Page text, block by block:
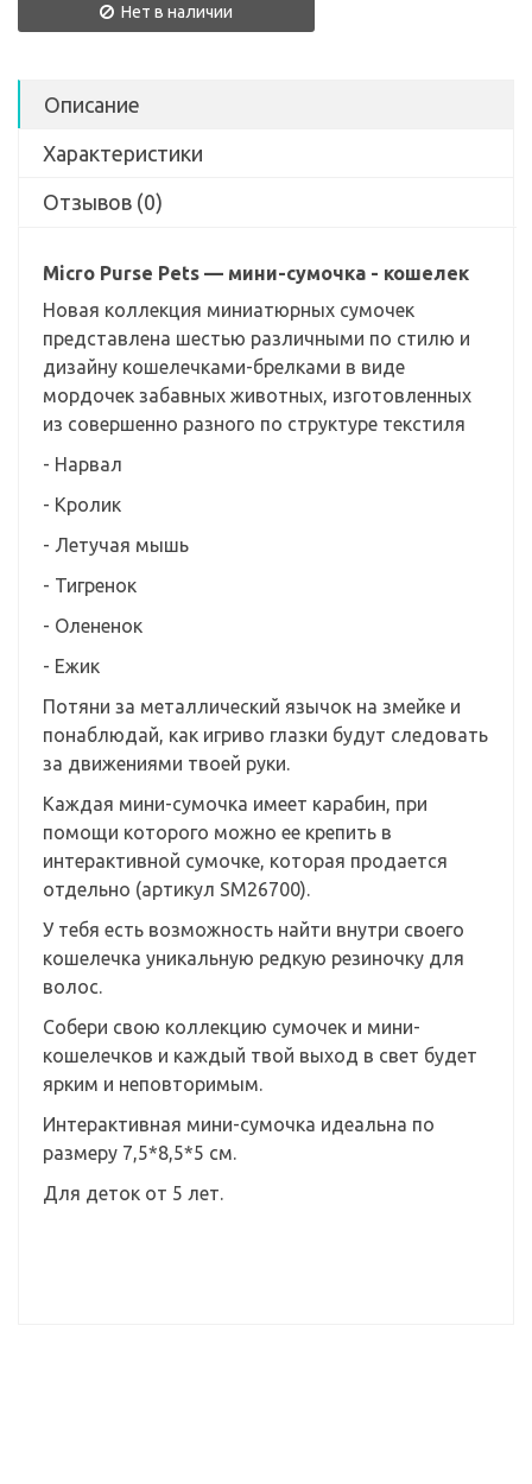
Нет в наличии
Описание
Характеристики
Отзывов (0)
Micro Purse Pets — мини-сумочка - кошелек
Новая коллекция миниатюрных сумочек
представлена шестью различными по стилю и
дизайну кошелечками-брелками в виде
мордочек забавных животных, изготовленных
из совершенно разного по структуре текстиля
- Нарвал
- Кролик
- Летучая мышь
- Тигренок
- Олененок
- Ежик
Потяни за металлический язычок на змейке и
понаблюдай, как игриво глазки будут следовать
за движениями твоей руки.
Каждая мини-сумочка имеет карабин, при
помощи которого можно ее крепить в
интерактивной сумочке, которая продается
отдельно (артикул SM26700).
У тебя есть возможность найти внутри своего
кошелечка уникальную редкую резиночку для
волос.
Собери свою коллекцию сумочек и мини-
кошелечков и каждый твой выход в свет будет
ярким и неповторимым.
Интерактивная мини-сумочка идеальна по
размеру 7,5*8,5*5 см.
Для деток от 5 лет.